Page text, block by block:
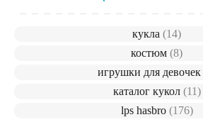
кукла(14)
костюм(8)
игрушки для девочек
каталог кукол (11)
lps hasbro (176)